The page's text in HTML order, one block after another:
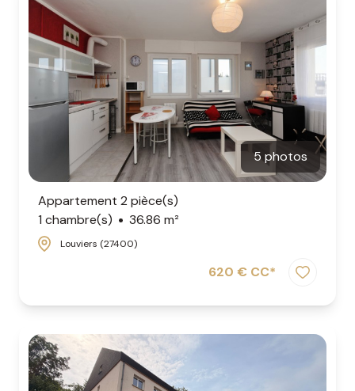
5 photos
Appartement 2 pièce(s)
1 chambre(s)
36.86 m²
Louviers (27400)
620 € CC*